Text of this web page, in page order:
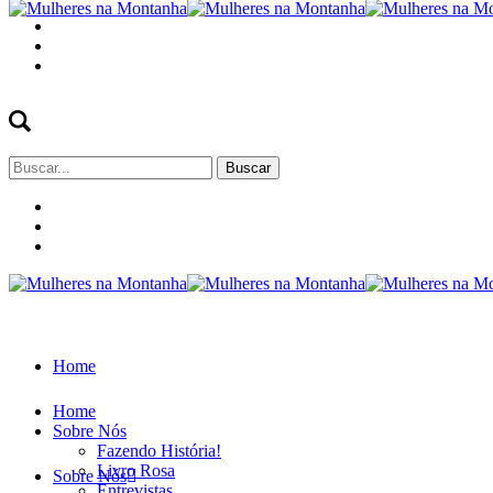
Buscar
por:
Home
Sobre Nós
Home
Sobre Nós
Fazendo História!
Livro Rosa